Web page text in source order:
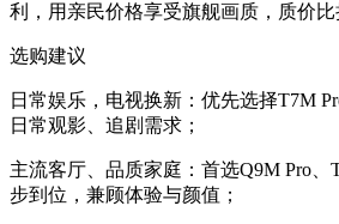
利，用亲民价格享受旗舰画质，质价比
选购建议
日常娱乐，电视换新：优先选择T7M
日常观影、追剧需求；
主流客厅、品质家庭：首选Q9M Pro、
步到位，兼顾体验与颜值；